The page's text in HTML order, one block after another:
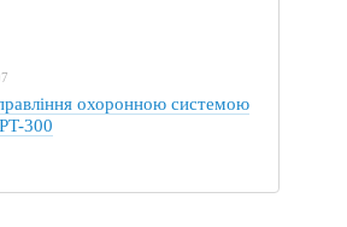
охоронною системою
300